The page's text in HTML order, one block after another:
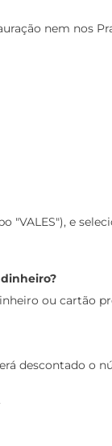
nem nos
e
ou cartão
descontado o